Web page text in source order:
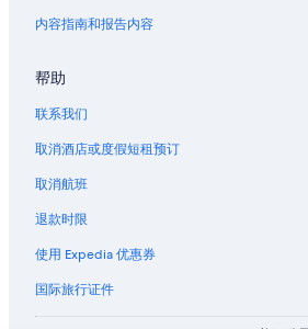
内容指南和报告内容
帮助
联系我们
取消酒店或度假短租预订
取消航班
退款时限
使用 Expedia 优惠券
国际旅行证件